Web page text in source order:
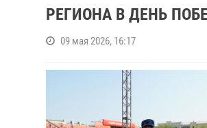
РЕГИОНА В ДЕНЬ
09 мая 2026, 16:17